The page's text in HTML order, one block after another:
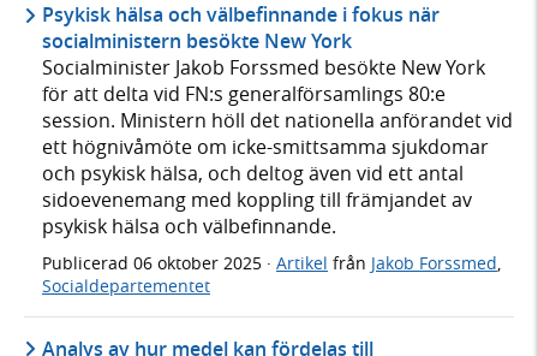
Psykisk hälsa och välbefinnande i fokus när
socialministern besökte New York
Socialminister Jakob Forssmed besökte New York
för att delta vid FN:s generalförsamlings 80:e
session. Ministern höll det nationella anförandet vid
ett högnivåmöte om icke-smittsamma sjukdomar
och psykisk hälsa, och deltog även vid ett antal
sidoevenemang med koppling till främjandet av
psykisk hälsa och välbefinnande.
Publicerad 06 oktober 2025 · Artikel från Jakob Forssmed,
Socialdepartementet
Analys av hur medel kan fördelas till